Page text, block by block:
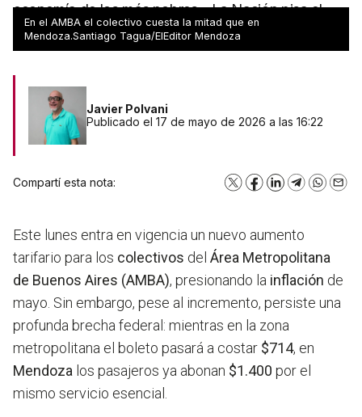
economía de los más pobres. -La Nación pisa el
costo de viajar en el AMBA con fuertes subsidios.
En el AMBA el colectivo cuesta la mitad que en
Mendoza.Santiago Tagua/ElEditor Mendoza
Javier Polvani
Publicado el 17 de mayo de 2026 a las 16:22
Compartí esta nota: X Facebook
LinkedInTelegram
Este lunes entra en vigencia un nuevo aumento
tarifario para los colectivos del Área Metropolitana
de Buenos Aires (AMBA), presionando la inflación de
mayo. Sin embargo, pese al incremento, persiste una
profunda brecha federal: mientras en la zona
metropolitana el boleto pasará a costar $714, en
Mendoza los pasajeros ya abonan $1.400 por el
mismo servicio esencial.